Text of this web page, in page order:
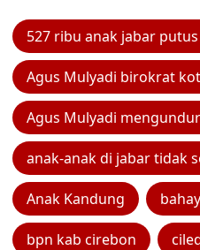
527 ribu anak jabar
Agus Mulyadi birokrat
Agus Mulyadi
anak-anak di jabar tidak
Anak Kandung
bpn kab cirebon